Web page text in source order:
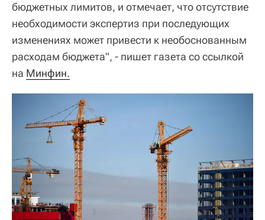
бюджетных лимитов, и отмечает, что отсутствие
необходимости экспертиз при последующих
изменениях может привести к необоснованным
расходам бюджета", - пишет газета со ссылкой
на Минфин.